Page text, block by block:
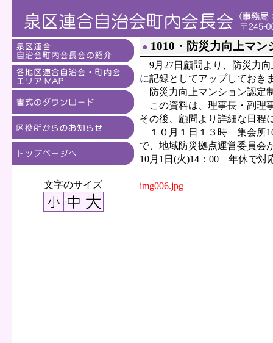
文字のサイズ
● 1010・防災力向上マ
9月27日顧問より、防災力
に記録としてアップしておき
防災力向上マンション認定
この資料は、理事長・副理
その後、顧問より詳細な日程
１０月１日１３時 集会所
で、地域防災拠点運営委員会
10月1日(火)14：00 年休で対
img006.jpg